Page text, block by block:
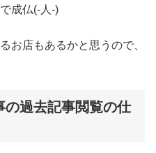
成仏(-人-)
お店もあるかと思うので、
の過去記事閲覧の仕